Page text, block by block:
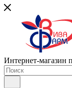
Интернет-магазин